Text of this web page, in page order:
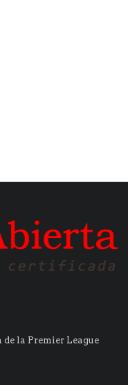
la Premier League